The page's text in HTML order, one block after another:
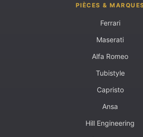
PIÈCES &
Ferrari
Maserati
Alfa Romeo
Tubistyle
Capristo
Ansa
Hill Engineering